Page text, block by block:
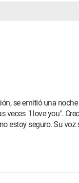
se emitió una
veces "I love you".
estoy seguro. Su voz